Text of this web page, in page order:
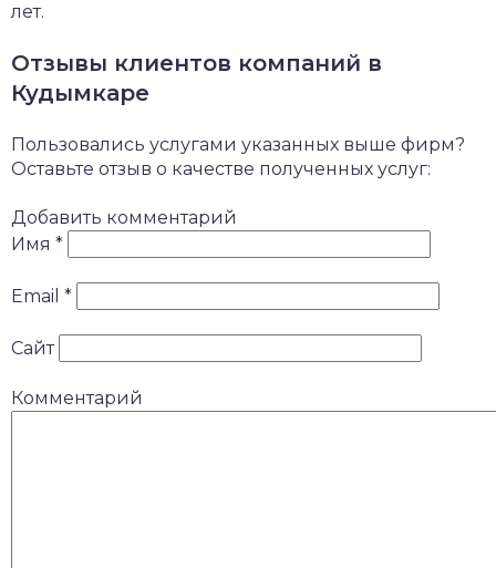
лет.
Отзывы клиентов компаний в
Кудымкаре
Пользовались услугами указанных выше фирм?
Оставьте отзыв о качестве полученных услуг:
Добавить комментарий
Имя *
Email *
Сайт
Комментарий